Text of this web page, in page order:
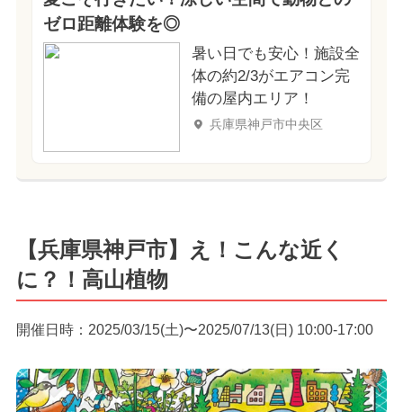
ゼロ距離体験を◎
暑い日でも安心！施設全
体の約2/3がエアコン完
備の屋内エリア！
兵庫県神戸市中央区
【兵庫県神戸市】え！こんな近く
に？！高山植物
開催日時：2025/03/15(土)〜2025/07/13(日) 10:00-17:00